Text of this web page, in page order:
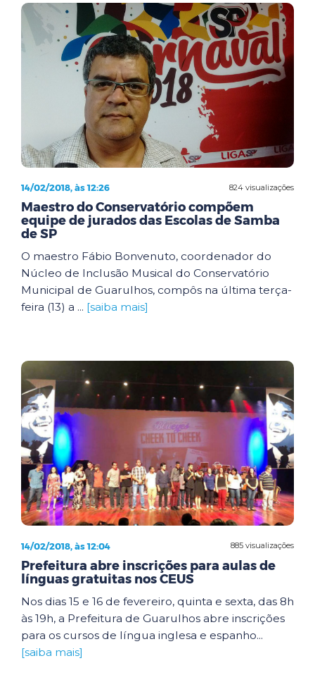
824 visualizações
14/02/2018, às 12:26
Maestro do Conservatório compõem
equipe de jurados das Escolas de Samba
de SP
O maestro Fábio Bonvenuto, coordenador do
Núcleo de Inclusão Musical do Conservatório
Municipal de Guarulhos, compôs na última terça-
feira (13) a ... [saiba mais]
885 visualizações
14/02/2018, às 12:04
Prefeitura abre inscrições para aulas de
línguas gratuitas nos CEUS
Nos dias 15 e 16 de fevereiro, quinta e sexta, das 8h
às 19h, a Prefeitura de Guarulhos abre inscrições
para os cursos de língua inglesa e espanho...
[saiba mais]